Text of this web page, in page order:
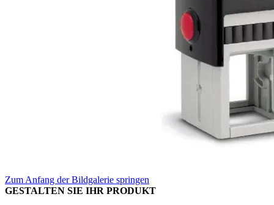
Zum Anfang der Bildgalerie springen
GESTALTEN SIE IHR PRODUKT